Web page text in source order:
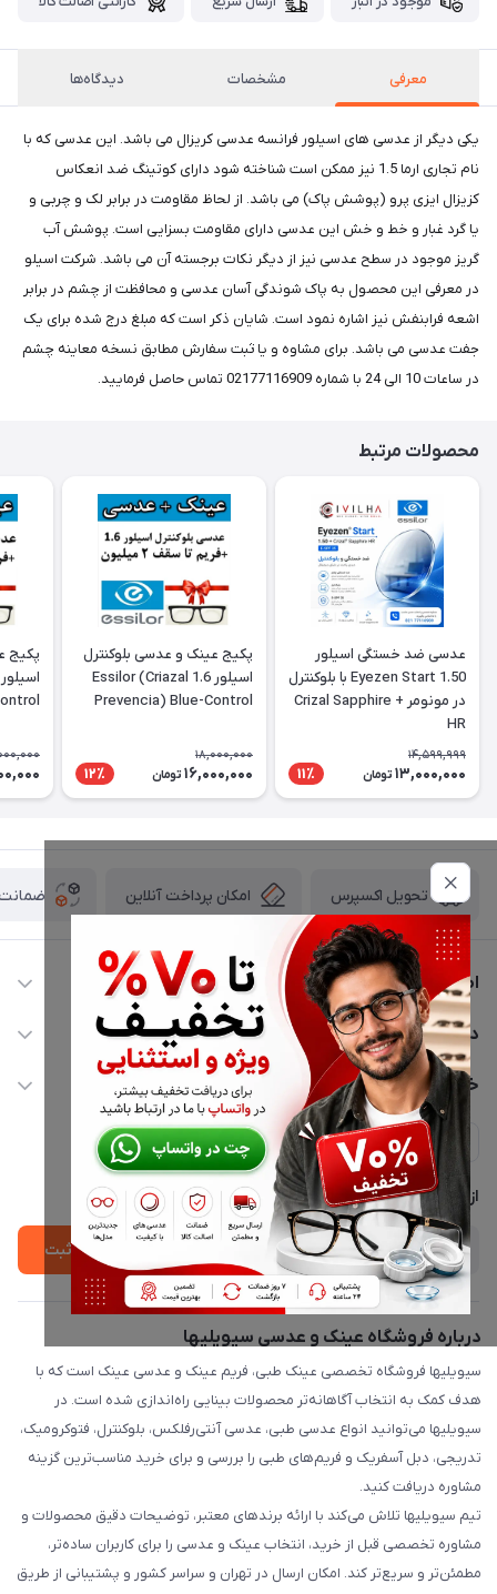
معرفی مشخصات دیدگاه‌ها
یکی دیگر از عدسی های اسیلور فرانسه عدسی کریزال می باشد. این عدسی که با
نام تجاری ارما 1.5 نیز ممکن است شناخته شود دارای کوتینگ ضد انعکاس
کزیزال ایزی پرو (پوشش پاک) می باشد. از لحاظ مقاومت در برابر لک و چربی و
یا گرد غبار و خط و خش این عدسی دارای مقاومت بسزایی است. پوشش آب
گریز موجود در سطح عدسی نیز از دیگر نکات برجسته آن می باشد. شرکت اسیلو
در معرفی این محصول به پاک شوندگی آسان عدسی و محافظت از چشم در برابر
اشعه فرابنفش نیز اشاره نمود است. شایان ذکر است که مبلغ درج شده برای یک
جفت عدسی می باشد. برای مشاوه و یا ثبت سفارش مطابق نسخه معاینه چشم
در ساعات 10 الی 24 با شماره 02177116909 تماس حاصل فرمایید.
محصولات مرتبط
عدسی ضد خستگی اسیلور
Eyezen Start 1.50 با بلوکنترل
در مونومر + Crizal Sapphire
HR
14,599,999
13,000,000 تومان 11٪
پکیج عینک و عدسی بلوکنترل
اسیلور 1.6 Essilor (Criazal
Prevencia) Blue-Control
18,000,000
16,000,000 تومان 12٪
پکیج
تحویل اکسپرس امکان پرداخت آنلاین ضمانت
اطلاعات تماس
02177116909
info@civiliha.com
ارسال فوری در تهران + ارسال به سراسر کشور
دسترسی سریع
حساب کاربری
مجله فروشگاه
لیست محصولات
درباره ما
خدمات مشتریان
حریم خصوصی
پشتیبانی واتساپ 09397003162
از جدید‌ترین تخفیف‌ها با‌ خبر شوید
ثبت
درباره فروشگاه عینک و عدسی سیویلیها
سیویلیها فروشگاه تخصصی عینک طبی، فریم عینک و عدسی عینک است که با
هدف کمک به انتخاب آگاهانه‌تر محصولات بینایی راه‌اندازی شده است. در
سیویلیها می‌توانید انواع عدسی طبی، عدسی آنتی‌رفلکس، بلوکنترل، فتوکرومیک،
تدریجی، دبل آسفریک و فریم‌های طبی را بررسی و برای خرید مناسب‌ترین گزینه
مشاوره دریافت کنید.
تیم سیویلیها تلاش می‌کند با ارائه برندهای معتبر، توضیحات دقیق محصولات و
مشاوره تخصصی قبل از خرید، انتخاب عینک و عدسی را برای کاربران ساده‌تر،
مطمئن‌تر و سریع‌تر کند. امکان ارسال در تهران و سراسر کشور و پشتیبانی از طریق